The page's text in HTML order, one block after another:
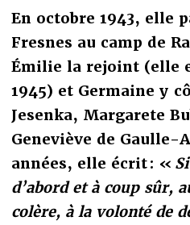
En octobre 1943, elle
Fresnes au camp de
Émilie la rejoint (elle
1945) et Germaine y
Jesenka, Margarete
Geneviève de Gaulle-
années, elle écrit : «
d’abord et à coup sûr,
colère, à la volonté de